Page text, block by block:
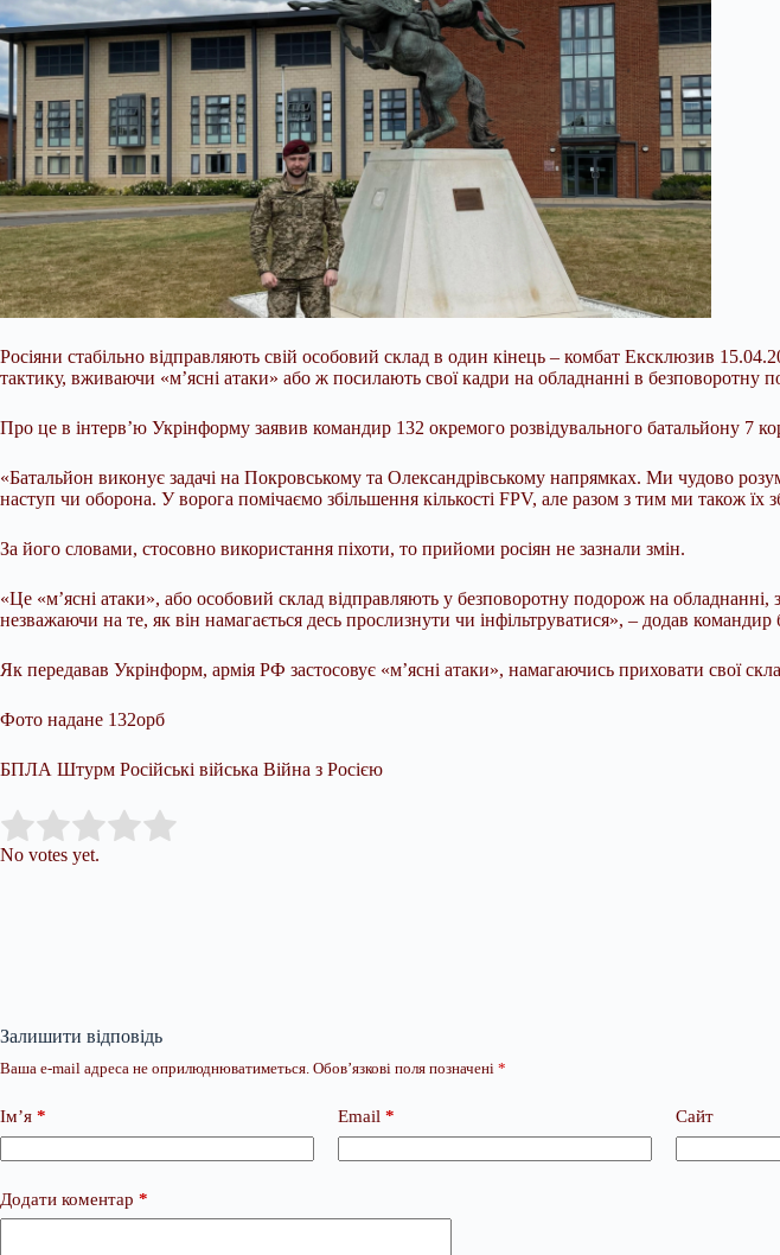
Росіяни стабільно відправляють свій особовий склад в один кінець – комбат Ексклюзив
тактику, вживаючи «м’ясні атаки» або ж посилають свої кадри на обладнанні в безповоротну
Про це в інтерв’ю Укрінформу заявив командир 132 окремого розвідувального батальйону
«Батальйон виконує задачі на Покровському та Олександрівському напрямках. Ми чудово
наступ чи оборона. У ворога помічаємо збільшення кількості FPV, але разом з тим ми також
За його словами, стосовно використання піхоти, то прийоми росіян не зазнали змін.
«Це «м’ясні атаки», або особовий склад відправляють у безповоротну подорож на
незважаючи на те, як він намагається десь прослизнути чи інфільтруватися», – додав командир
Як передавав Укрінформ, армія РФ застосовує «м’ясні атаки», намагаючись приховати свої
Фото надане 132орб
БПЛА Штурм Російські війська Війна з Росією
Rate this item:
No votes yet.
Залишити відповідь
Ваша e-mail адреса не оприлюднюватиметься. Обов’язкові поля позначені *
Ім’я * Email * Сайт
Додати коментар *